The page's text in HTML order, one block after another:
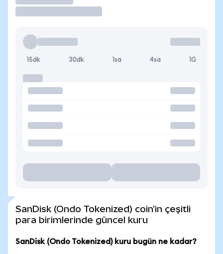
15dk 30dk 1sa 4sa 1G
SanDisk (Ondo Tokenized) coin'in çeşitli
para birimlerinde güncel kuru
SanDisk (Ondo Tokenized) kuru bugün ne kadar?